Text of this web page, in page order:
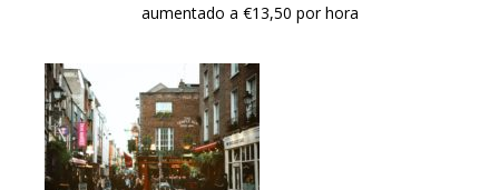
aumentado a €13,50 por hora